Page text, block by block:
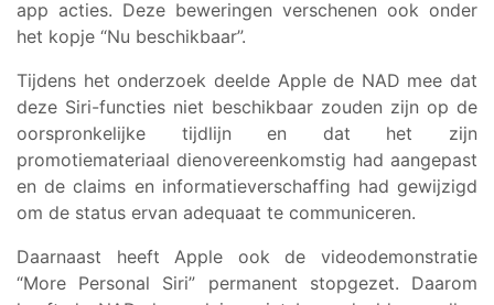
app acties. Deze beweringen verschenen ook onder
het kopje “Nu beschikbaar”.
Tijdens het onderzoek deelde Apple de NAD mee dat
deze Siri-functies niet beschikbaar zouden zijn op de
oorspronkelijke tijdlijn en dat het zijn
promotiemateriaal dienovereenkomstig had aangepast
en de claims en informatieverschaffing had gewijzigd
om de status ervan adequaat te communiceren.
Daarnaast heeft Apple ook de videodemonstratie
“More Personal Siri” permanent stopgezet. Daarom